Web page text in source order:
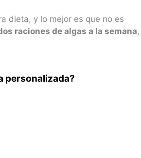
dieta, y lo mejor es que no es
raciones de algas a la semana,
personalizada?